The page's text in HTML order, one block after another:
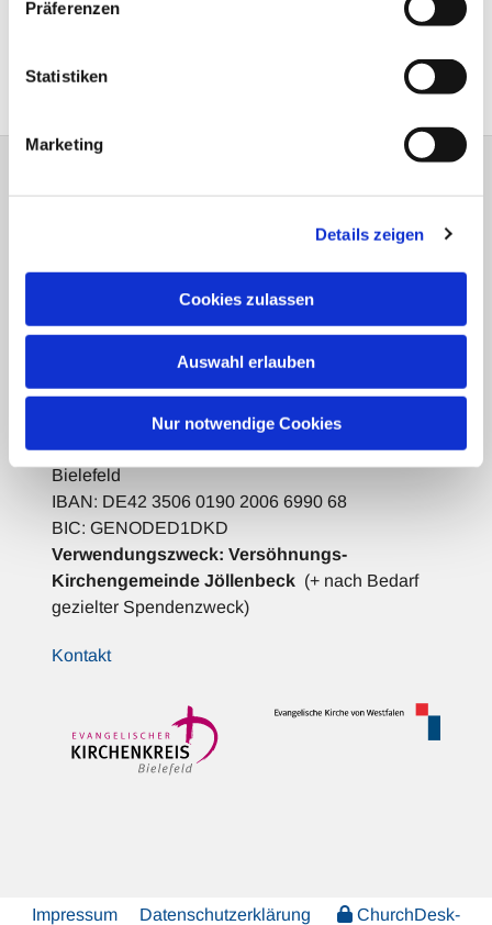
Präferenzen
Statistiken
Marketing
Details zeigen
Cookies zulassen
Auswahl erlauben
Nur notwendige Cookies
Vorsitzender des Presbyteriums, im November 2025
Theesener Straße 33 33739 Bielefeld
Tel.: 05206 / 92 78 034
bi-kg-versoehnung@kirche-bielefeld.de
Spenden für die Gemeindearbeit:
Bank für Kirche und Diakonie
Empfänger:Evangelischer Kirchenkreis
Bielefeld
IBAN: DE42 3506 0190 2006 6990 68
BIC: GENODED1DKD
Verwendungszweck: Versöhnungs-
Kirchengemeinde Jöllenbeck (+ nach Bedarf
gezielter Spendenzweck)
Kontakt
Impressum Datenschutzerklärung ChurchDesk-